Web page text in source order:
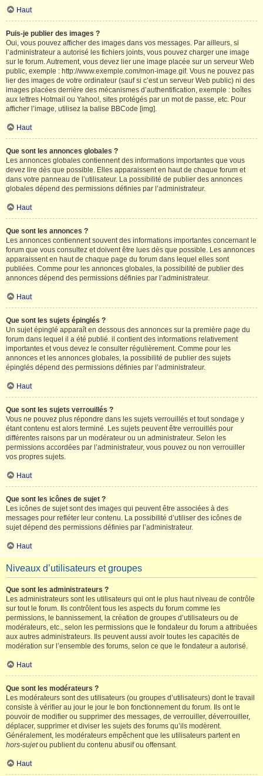
Haut
Puis-je publier des images ?
Oui, vous pouvez afficher des images dans vos messages. Par ailleurs, si
l’administrateur a autorisé les fichiers joints, vous pouvez charger une image
sur le forum. Autrement, vous devez lier une image placée sur un serveur Web
public, exemple : http://www.exemple.com/mon-image.gif. Vous ne pouvez pas
lier des images de votre ordinateur (sauf si c’est un serveur Web public) ni des
images placées derrière des mécanismes d’authentification, exemple : boîtes
aux lettres Hotmail ou Yahoo!, sites protégés par un mot de passe, etc. Pour
afficher l’image, utilisez la balise BBCode [img].
Haut
Que sont les annonces globales ?
Les annonces globales contiennent des informations importantes que vous
devez lire dès que possible. Elles apparaissent en haut de chaque forum et
dans votre panneau de l’utilisateur. La possibilité de publier des annonces
globales dépend des permissions définies par l’administrateur.
Haut
Que sont les annonces ?
Les annonces contiennent souvent des informations importantes concernant le
forum que vous consultez et doivent être lues dès que possible. Les annonces
apparaissent en haut de chaque page du forum dans lequel elles sont
publiées. Comme pour les annonces globales, la possibilité de publier des
annonces dépend des permissions définies par l’administrateur.
Haut
Que sont les sujets épinglés ?
Un sujet épinglé apparaît en dessous des annonces sur la première page du
forum dans lequel il a été publié. il contient des informations relativement
importantes et vous devez le consulter régulièrement. Comme pour les
annonces et les annonces globales, la possibilité de publier des sujets
épinglés dépend des permissions définies par l’administrateur.
Haut
Que sont les sujets verrouillés ?
Vous ne pouvez plus répondre dans les sujets verrouillés et tout sondage y
étant contenu est alors terminé. Les sujets peuvent être verrouillés pour
différentes raisons par un modérateur ou un administrateur. Selon les
permissions accordées par l’administrateur, vous pouvez ou non verrouiller
vos propres sujets.
Haut
Que sont les icônes de sujet ?
Les icônes de sujet sont des images qui peuvent être associées à des
messages pour refléter leur contenu. La possibilité d’utiliser des icônes de
sujet dépend des permissions définies par l’administrateur.
Haut
Niveaux d’utilisateurs et groupes
Que sont les administrateurs ?
Les administrateurs sont les utilisateurs qui ont le plus haut niveau de contrôle
sur tout le forum. Ils contrôlent tous les aspects du forum comme les
permissions, le bannissement, la création de groupes d’utilisateurs ou de
modérateurs, etc., selon les permissions que le fondateur du forum a attribuées
aux autres administrateurs. Ils peuvent aussi avoir toutes les capacités de
modération sur l’ensemble des forums, selon ce que le fondateur a autorisé.
Haut
Que sont les modérateurs ?
Les modérateurs sont des utilisateurs (ou groupes d’utilisateurs) dont le travail
consiste à vérifier au jour le jour le bon fonctionnement du forum. Ils ont le
pouvoir de modifier ou supprimer des messages, de verrouiller, déverrouiller,
déplacer, supprimer et diviser les sujets des forums qu’ils modèrent.
Généralement, les modérateurs empêchent que les utilisateurs partent en
hors-sujetou publient du contenu abusif ou offensant.
Haut